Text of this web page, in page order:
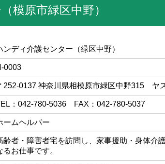
模原市緑区中野）
ンディ介護センター（緑区中野）
0003
252-0137 神奈川県相模原市緑区中野315
：042-780-5036 FAX：042-780-5037
ームヘルパー
齢者・障害者宅を訪問し、家事援助・身体介
るお仕事です。